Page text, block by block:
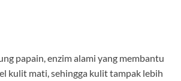
papain, enzim alami yang membantu
kulit mati, sehingga kulit tampak lebih